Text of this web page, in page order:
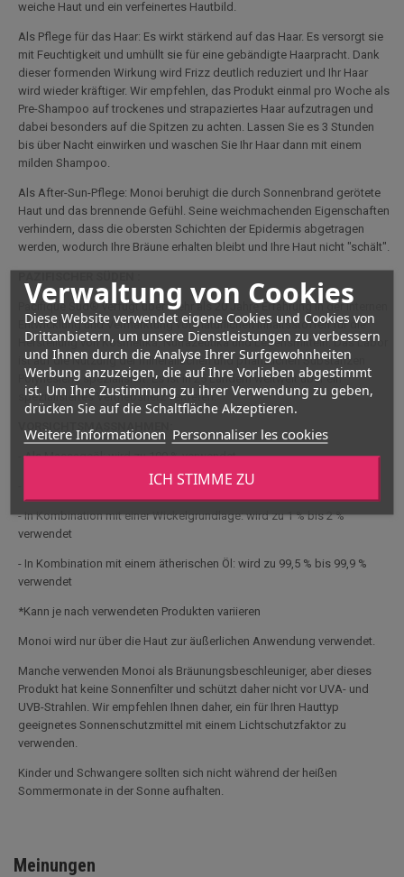
Verwaltung von Cookies
Diese Website verwendet eigene Cookies und Cookies von
Drittanbietern, um unsere Dienstleistungen zu verbessern
und Ihnen durch die Analyse Ihrer Surfgewohnheiten
Werbung anzuzeigen, die auf Ihre Vorlieben abgestimmt
ist. Um Ihre Zustimmung zu ihrer Verwendung zu geben,
drücken Sie auf die Schaltfläche Akzeptieren.
Weitere Informationen Personnaliser les cookies
ICH STIMME ZU
weiche Haut und ein verfeinertes Hautbild.
Als Pflege für das Haar: Es wirkt stärkend auf das Haar. Es versorgt sie
mit Feuchtigkeit und umhüllt sie für eine gebändigte Haarpracht. Dank
dieser formenden Wirkung wird Frizz deutlich reduziert und Ihr Haar
wird wieder kräftiger. Wir empfehlen, das Produkt einmal pro Woche als
Pre-Shampoo auf trockenes und strapaziertes Haar aufzutragen und
dabei besonders auf die Spitzen zu achten. Lassen Sie es 3 Stunden
bis über Nacht einwirken und waschen Sie Ihr Haar dann mit einem
milden Shampoo.
Als After-Sun-Pflege: Monoi beruhigt die durch Sonnenbrand gerötete
Haut und das brennende Gefühl. Seine weichmachenden Eigenschaften
verhindern, dass die obersten Schichten der Epidermis abgetragen
werden, wodurch Ihre Bräune erhalten bleibt und Ihre Haut nicht "schält".
Pacifique Sud® verfügt über mehr als 20 Jahre Erfahrung in der internen
Entwicklung und Vermarktung von natürlichen Inhaltsstoffen für die
Herstellung von Kosmetika, Nutrazeutika und Lebensmitteln. Das Labor
ist auf die Nutzung der mineralischen und pflanzlichen Substanzen
Polynesiens spezialisiert. Es ist in 25 Ländern weltweit über ein
spezialisiertes Vertriebsnetz vertreten.
- Als Massageöl: wird zu 100 % verwendet
- In Kombination mit anderen Ölen: variabler Prozentsatz
- In Kombination mit einer Wickelgrundlage: wird zu 1 % bis 2 %
verwendet
- In Kombination mit einem ätherischen Öl: wird zu 99,5 % bis 99,9 %
verwendet
*Kann je nach verwendeten Produkten variieren
Monoi wird nur über die Haut zur äußerlichen Anwendung verwendet.
Manche verwenden Monoi als Bräunungsbeschleuniger, aber dieses
Produkt hat keine Sonnenfilter und schützt daher nicht vor UVA- und
UVB-Strahlen. Wir empfehlen Ihnen daher, ein für Ihren Hauttyp
geeignetes Sonnenschutzmittel mit einem Lichtschutzfaktor zu
verwenden.
Kinder und Schwangere sollten sich nicht während der heißen
Sommermonate in der Sonne aufhalten.
Meinungen